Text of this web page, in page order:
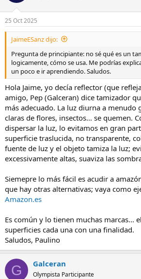
25 Oct 2025
JaimeESanz dijo:
Pregunta de principiante: no sé qué es un
logicamente, cómo se usa. Me podrías
un poco e ir aprendiendo. Saludos.
Hola Jaime, yo decía reflector (que
amigo, Pep (Galceran) dice tamizador
más adecuado. La luz diurna a menudo
claras de flores, insectos... se quemen.
dispersar la luz, lo evitamos en gran
superficie traslucida, no transparente,
fuente de luz y el objeto tamiza la luz;
excessivamente altas, suaviza las
Siemepre lo más fácil es acudir a
que hay otras alternativas; vaya como
Amazon.es
Es común y lo tienen muchas marcas...
superficies cada una con una finalidad.
Saludos, Paulino
G Galceran
Olympista Participante